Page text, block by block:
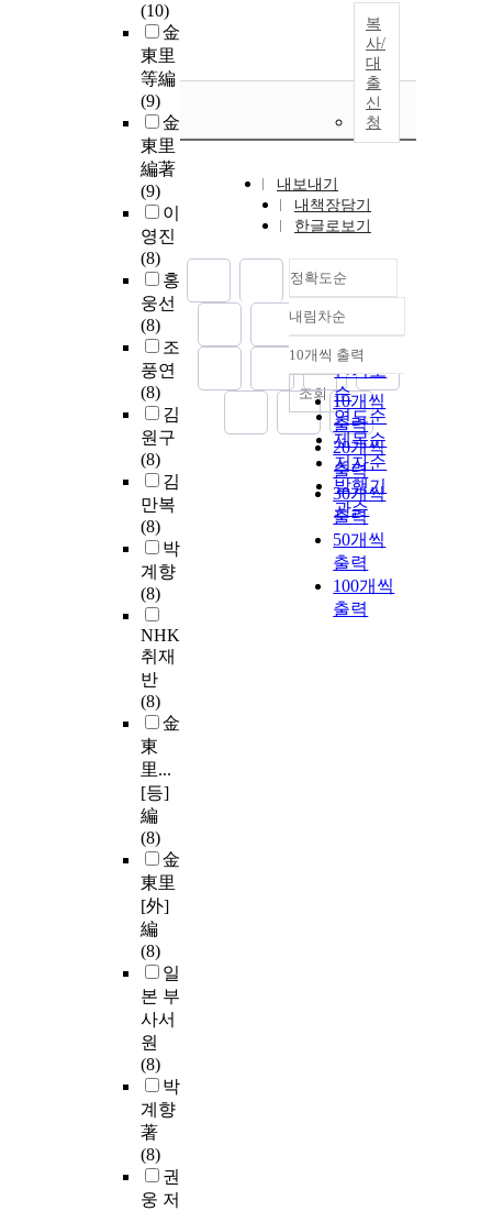
(10)
金
東里
等編
(9)
金
東里
編著
(9)
이
영진
(8)
홍
웅선
(8)
조
풍연
(8)
김
원구
(8)
김
만복
(8)
박
계향
(8)
NHK
취재
반
(8)
金
東
里...
[등]
編
(8)
金
東里
[外]
編
(8)
일
본 부
사서
원
(8)
박
계향
著
(8)
권
웅 저
복
사/
대
출
신
청
내보내기
내책장담기
한글로보기
정확도순
정확도
순
인기도
순
연도순
제목순
저자순
발행기
관순
내림차순
내림차순
10개씩 출력
10개씩
출력
20개씩
출력
30개씩
출력
50개씩
출력
100개씩
출력
조회